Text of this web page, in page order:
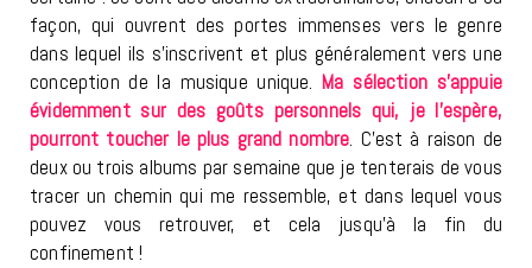
façon, qui ouvrent des portes immenses vers le genre
dans lequel ils s’inscrivent et plus généralement vers une
conception de la musique unique. Ma sélection s’appuie
évidemment sur des goûts personnels qui, je l’espère,
pourront toucher le plus grand nombre. C’est à raison de
deux ou trois albums par semaine que je tenterais de vous
tracer un chemin qui me ressemble, et dans lequel vous
pouvez vous retrouver, et cela jusqu’à la fin du
confinement !